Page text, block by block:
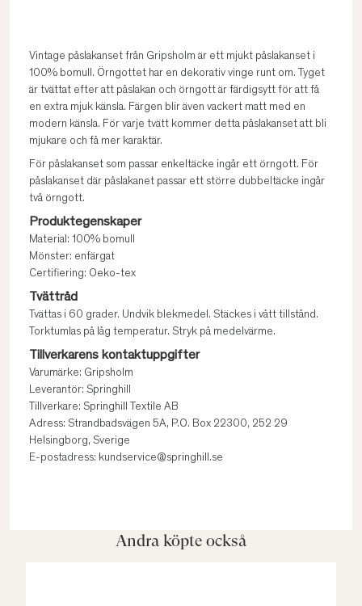
Vintage påslakanset från Gripsholm är ett mjukt påslakanset i
100% bomull. Örngottet har en dekorativ vinge runt om. Tyget
är tvättat efter att påslakan och örngott är färdigsytt för att få
en extra mjuk känsla. Färgen blir även vackert matt med en
modern känsla. För varje tvätt kommer detta påslakanset att bli
mjukare och få mer karaktär.
För påslakanset som passar enkeltäcke ingår ett örngott. För
påslakanset där påslakanet passar ett större dubbeltäcke ingår
två örngott.
Produktegenskaper
Material: 100% bomull
Mönster: enfärgat
Certifiering: Oeko-tex
Tvättråd
Tvättas i 60 grader. Undvik blekmedel. Stäckes i vått tillstånd.
Torktumlas på låg temperatur. Stryk på medelvärme.
Tillverkarens kontaktuppgifter
Varumärke: Gripsholm
Leverantör: Springhill
Tillverkare: Springhill Textile AB
Adress: Strandbadsvägen 5A, P.O. Box 22300, 252 29
Helsingborg, Sverige
E-postadress: kundservice@springhill.se
Andra köpte också